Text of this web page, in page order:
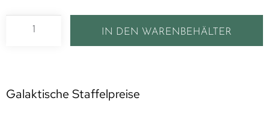
IN DEN WARENBEHÄLTER
Galaktische Staffelpreise